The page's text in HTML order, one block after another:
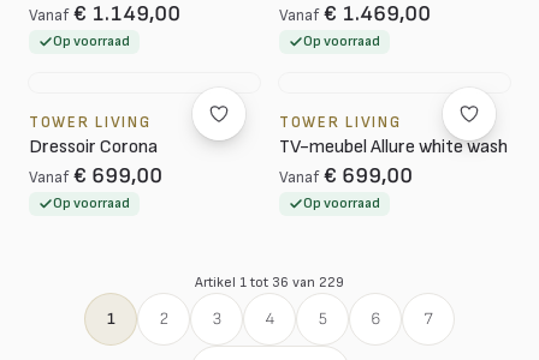
Vanaf € 1.149,00
Op voorraad
Vanaf € 1.469,00
Op voorraad
TOWER LIVING
Dressoir Corona
Vanaf € 699,00
Op voorraad
TOWER LIVING
TV-meubel Allure white wash
Vanaf € 699,00
Op voorraad
Artikel 1 tot 36 van 229
1 2 3 4 5 6 7